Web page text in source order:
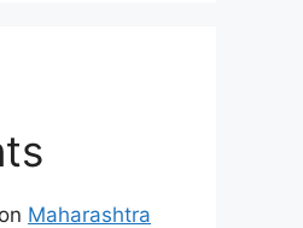
on Maharashtra